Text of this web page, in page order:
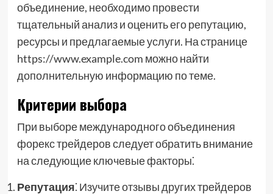
объединение, необходимо провести
тщательный анализ и оценить его репутацию,
ресурсы и предлагаемые услуги. На странице
https://www.example.com можно найти
дополнительную информацию по теме.
Критерии выбора
При выборе международного объединения
форекс трейдеров следует обратить внимание
на следующие ключевые факторы⁚
Репутация⁚ Изучите отзывы других трейдеров